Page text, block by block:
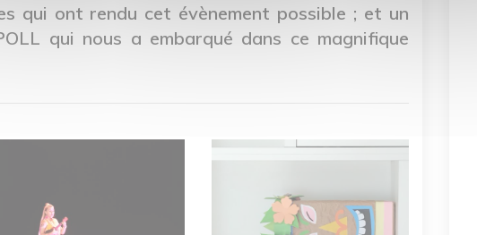
qui ont rendu cet évènement possible ; et un
qui nous a embarqué dans ce magnifique